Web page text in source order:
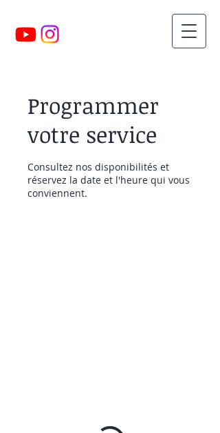
Programmer
votre service
Consultez nos disponibilités et
réservez la date et l'heure qui vous
conviennent.